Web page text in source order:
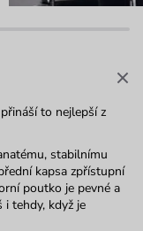
to nejlepší z
stabilnímu
kapsa zpřístupní
poutko je pevné a
i tehdy, když je